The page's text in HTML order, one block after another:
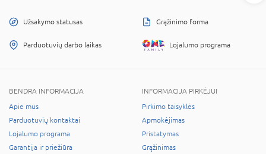
Užsakymo statusas Grąžinimo forma
Parduotuvių darbo laikas Lojalumo programa
BENDRA INFORMACIJA
Apie mus
Parduotuvių kontaktai
Lojalumo programa
Garantija ir priežiūra
INFORMACIJA PIRKĖJUI
Pirkimo taisyklės
Apmokėjimas
Pristatymas
Grąžinimas